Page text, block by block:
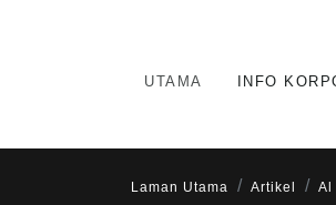
UTAMA INFO
Laman Utama Artikel Al